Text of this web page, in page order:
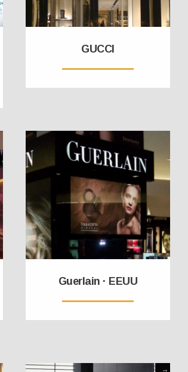
GUCCI
Guerlain · EEUU